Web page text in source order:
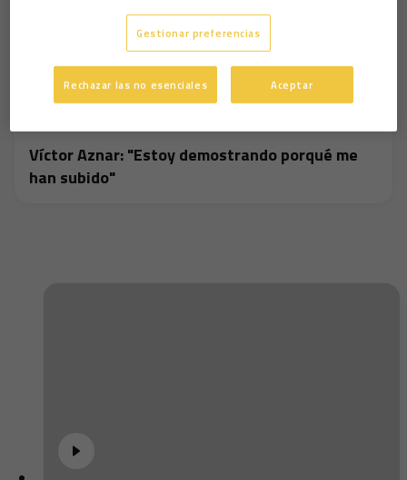
Víctor Aznar: "Estoy demostrando porqué me
han subido"
Gestionar preferencias
Rechazar las no esenciales Aceptar